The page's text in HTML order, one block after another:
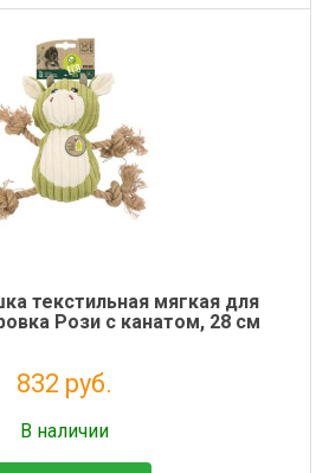
текстильная мягкая для
Рози с канатом, 28 см
832 руб.
В наличии